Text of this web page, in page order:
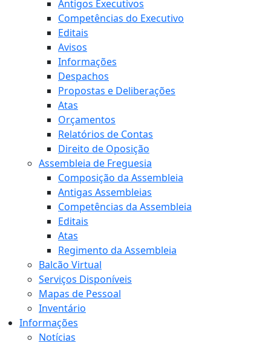
Antigos Executivos
Competências do Executivo
Editais
Avisos
Informações
Despachos
Propostas e Deliberações
Atas
Orçamentos
Relatórios de Contas
Direito de Oposição
Assembleia de Freguesia
Composição da Assembleia
Antigas Assembleias
Competências da Assembleia
Editais
Atas
Regimento da Assembleia
Balcão Virtual
Serviços Disponíveis
Mapas de Pessoal
Inventário
Informações
Notícias